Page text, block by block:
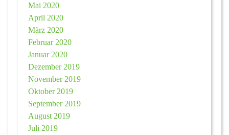
Mai 2020
April 2020
März 2020
Februar 2020
Januar 2020
Dezember 2019
November 2019
Oktober 2019
September 2019
August 2019
Juli 2019